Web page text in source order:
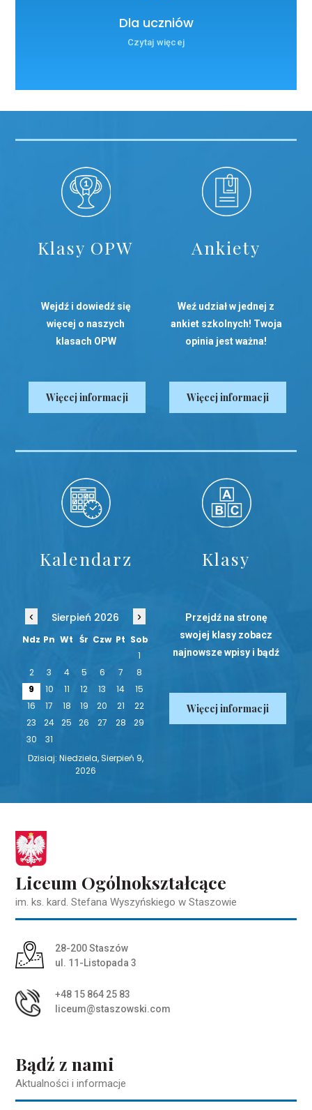
Dla uczniów
Czytaj więcej
Klasy OPW
Wejdź i dowiedź się
więcej o naszych
klasach OPW
Więcej informacji
Ankiety
Weź udział w jednej z
ankiet szkolnych! Twoja
opinia jest ważna!
Więcej informacji
Kalendarz
‹ Sierpień 2026 ›
Ndz Pn Wt Śr Czw Pt Sob
1
2
3 4 5 6 7
8
9
10 11 12 13 14
15
16
17 18 19 20 21
22
23
24 25 26 27 28
29
30
31
Dzisiaj: Niedziela, Sierpień 9,
2026
Klasy
Przejdź na stronę
swojej klasy zobacz
najnowsze wpisy i bądź
Więcej informacji
Liceum Ogólnokształcące
im. ks. kard. Stefana Wyszyńskiego w Staszowie
Adres pocztowy:
28-200 Staszów
ul. 11-Listopada 3
+48 15 864 25 83
liceum@staszowski.com
Bądź z nami
Aktualności i informacje